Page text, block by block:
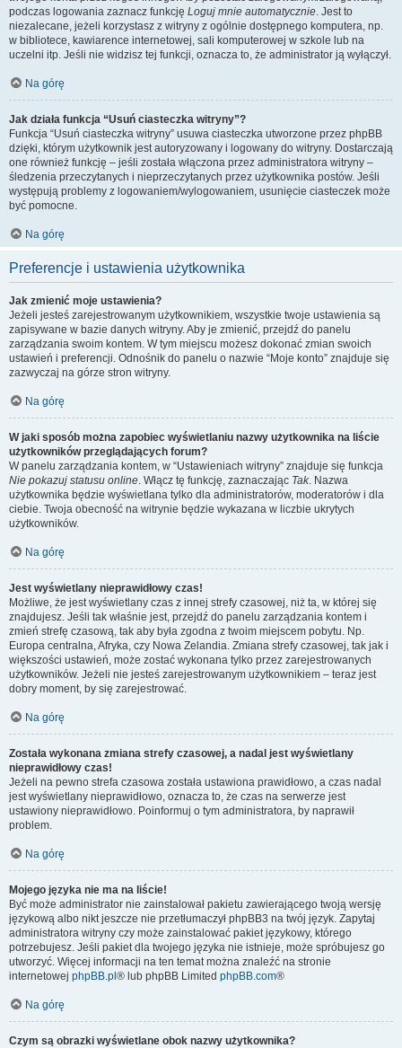
podczas logowania zaznacz funkcję Loguj mnie automatycznie. Jest to
niezalecane, jeżeli korzystasz z witryny z ogólnie dostępnego komputera, np.
w bibliotece, kawiarence internetowej, sali komputerowej w szkole lub na
uczelni itp. Jeśli nie widzisz tej funkcji, oznacza to, że administrator ją wyłączył.
Na górę
Jak działa funkcja “Usuń ciasteczka witryny”?
Funkcja “Usuń ciasteczka witryny” usuwa ciasteczka utworzone przez phpBB
dzięki, którym użytkownik jest autoryzowany i logowany do witryny. Dostarczają
one również funkcję – jeśli została włączona przez administratora witryny –
śledzenia przeczytanych i nieprzeczytanych przez użytkownika postów. Jeśli
występują problemy z logowaniem/wylogowaniem, usunięcie ciasteczek może
być pomocne.
Na górę
Preferencje i ustawienia użytkownika
Jak zmienić moje ustawienia?
Jeżeli jesteś zarejestrowanym użytkownikiem, wszystkie twoje ustawienia są
zapisywane w bazie danych witryny. Aby je zmienić, przejdź do panelu
zarządzania swoim kontem. W tym miejscu możesz dokonać zmian swoich
ustawień i preferencji. Odnośnik do panelu o nazwie “Moje konto” znajduje się
zazwyczaj na górze stron witryny.
Na górę
W jaki sposób można zapobiec wyświetlaniu nazwy użytkownika na liście
użytkowników przeglądających forum?
W panelu zarządzania kontem, w “Ustawieniach witryny” znajduje się funkcja
Nie pokazuj statusu online. Włącz tę funkcję, zaznaczając Tak. Nazwa
użytkownika będzie wyświetlana tylko dla administratorów, moderatorów i dla
ciebie. Twoja obecność na witrynie będzie wykazana w liczbie ukrytych
użytkowników.
Na górę
Jest wyświetlany nieprawidłowy czas!
Możliwe, że jest wyświetlany czas z innej strefy czasowej, niż ta, w której się
znajdujesz. Jeśli tak właśnie jest, przejdź do panelu zarządzania kontem i
zmień strefę czasową, tak aby była zgodna z twoim miejscem pobytu. Np.
Europa centralna, Afryka, czy Nowa Zelandia. Zmiana strefy czasowej, tak jak i
większości ustawień, może zostać wykonana tylko przez zarejestrowanych
użytkowników. Jeżeli nie jesteś zarejestrowanym użytkownikiem – teraz jest
dobry moment, by się zarejestrować.
Na górę
Została wykonana zmiana strefy czasowej, a nadal jest wyświetlany
nieprawidłowy czas!
Jeżeli na pewno strefa czasowa została ustawiona prawidłowo, a czas nadal
jest wyświetlany nieprawidłowo, oznacza to, że czas na serwerze jest
ustawiony nieprawidłowo. Poinformuj o tym administratora, by naprawił
problem.
Na górę
Mojego języka nie ma na liście!
Być może administrator nie zainstalował pakietu zawierającego twoją wersję
językową albo nikt jeszcze nie przetłumaczył phpBB3 na twój język. Zapytaj
administratora witryny czy może zainstalować pakiet językowy, którego
potrzebujesz. Jeśli pakiet dla twojego języka nie istnieje, może spróbujesz go
utworzyć. Więcej informacji na ten temat można znaleźć na stronie
internetowej phpBB.pl ® lub phpBB Limited phpBB.com®
Na górę
Czym są obrazki wyświetlane obok nazwy użytkownika?